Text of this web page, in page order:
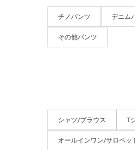
チノパンツ デニム
その他パンツ
シャツ/ブラウス T
オールインワン/サロペッ